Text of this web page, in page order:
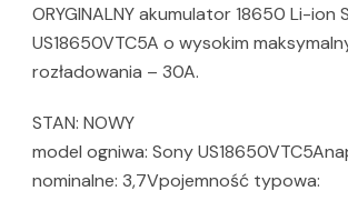
ORYGINALNY akumulator 18650 Li-ion
US18650VTC5A o wysokim
rozładowania – 30A.
STAN: NOWY
model ogniwa: Sony
nominalne: 3,7Vpojemność typowa: